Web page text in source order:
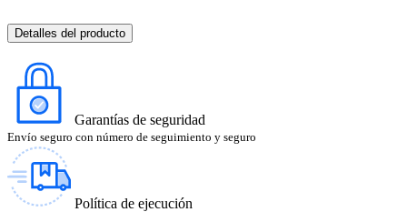
Detalles del producto
Garantías de seguridad
Envío seguro con número de seguimiento y seguro
Política de ejecución